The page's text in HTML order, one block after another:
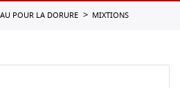
POUR LA DORURE MIXTIONS